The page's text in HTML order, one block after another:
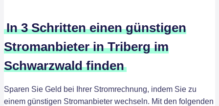
In 3 Schritten einen günstigen
Stromanbieter in Triberg im
Schwarzwald finden
Sparen Sie Geld bei Ihrer Stromrechnung, indem Sie zu
einem günstigen Stromanbieter wechseln. Mit den folgenden